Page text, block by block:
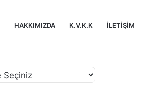
HAKKIMIZDA K.V.K.K İLETIŞIM